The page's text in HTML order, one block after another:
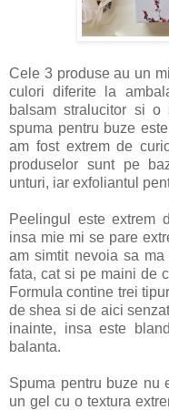
Cele 3 produse au un
culori diferite la
balsam stralucitor si o
spuma pentru buze
am fost extrem de
produselor sunt pe
unturi, iar exfoliantul
Peelingul este extrem
insa mie mi se pare
am simtit nevoia sa
fata, cat si pe maini de
Formula contine trei
de shea si de aici
inainte, insa este
balanta.
Spuma pentru buze nu
un gel cu o textura